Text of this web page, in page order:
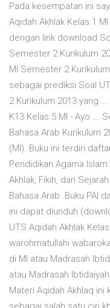
Pada kesempatan ini
Aqidah Akhlak Kelas 1
dengan link download
Semester 2 Kurikulum
MI Semester 2
sebagai prediksi Soal
2 Kurikulum 2013 yang
K13 Kelas 5 MI - Ayo ...
Bahasa Arab Kurikulum
(MI). Buku ini terdiri
Pendidikan Agama
Akhlak, Fikih, dan
Bahasa Arab. Buku PAI
ini dapat diunduh
UTS Aqidah Akhlak
warohmatullahi
di MI atau Madrasah
atau Madrasah
Materi Aqidah Akhlaq